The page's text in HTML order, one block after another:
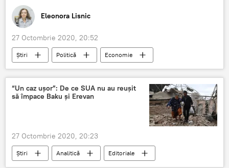
Eleonora Lisnic
27 Octombrie 2020, 20:52
Știri Politică
Economie
Agricultură
Semințe Ion Chicu
“Un caz ușor”: De ce SUA nu au reușit
să împace Baku și Erevan
27 Octombrie 2020, 20:23
Știri Analitică
Editoriale